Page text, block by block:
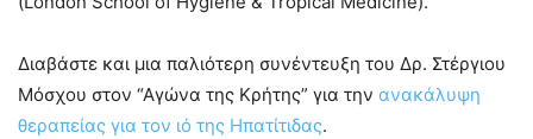
Διαβάστε και μια παλιότερη συνέντευξη του Δρ. Στέργιου
Μόσχου στον “Αγώνα της Κρήτης” για την ανακάλυψη
θεραπείας για τον ιό της Ηπατίτιδας.